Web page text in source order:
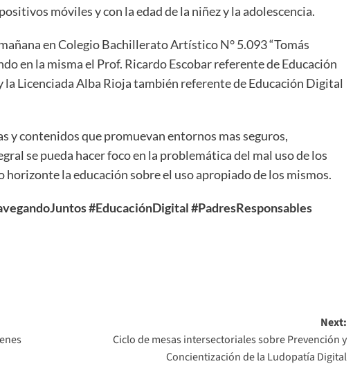
móviles y con la edad de la niñez y la adolescencia.
en Colegio Bachillerato Artístico N° 5.093 “Tomás
en la misma el Prof. Ricardo Escobar referente de Educación
Licenciada Alba Rioja también referente de Educación Digital
y contenidos que promuevan entornos mas seguros,
se pueda hacer foco en la problemática del mal uso de los
la educación sobre el uso apropiado de los mismos.
#EducaciónDigital #PadresResponsables
Next:
Ciclo de mesas intersectoriales sobre Prevención y
Concientización de la Ludopatía Digital